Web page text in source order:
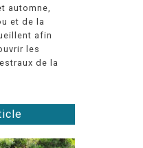
automne,
et de la
afin
les
de la